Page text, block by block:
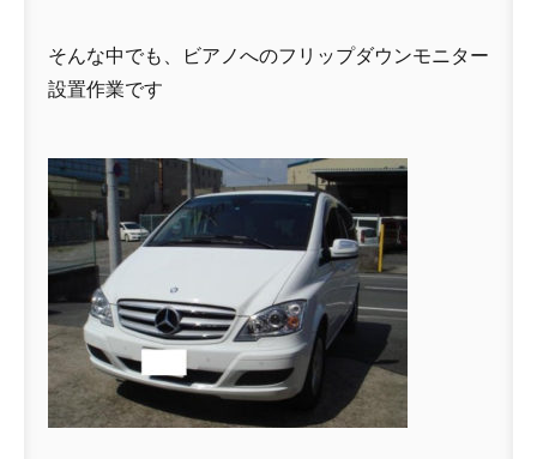
そんな中でも、ビアノへのフリップダウンモニター
設置作業です